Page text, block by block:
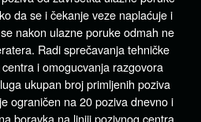
da se i čekanje veze naplaćuje i
nakon ulazne poruke odmah ne
Radi sprečavanja tehničke
i omogucvanja razgovora
ukupan broj primljenih poziva
ograničen na 20 poziva dnevno i
boravka na liniji pozivnog centra